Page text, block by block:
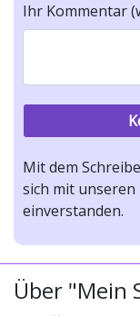
Ihr Kommentar
Mit dem
sich mit unseren
einverstanden.
Über "Mein